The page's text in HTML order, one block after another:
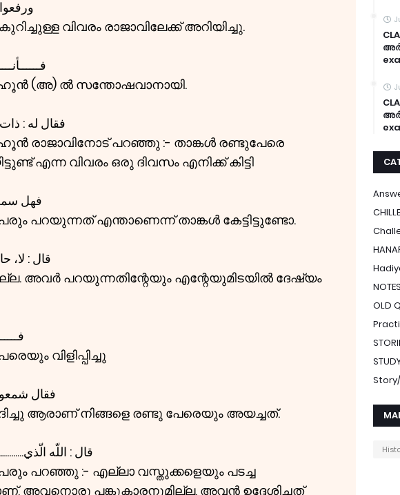
വിവരം രാജാവിലേക്ക് അറിയിച്ചു.
(അ) ൽ സന്തോഷവാനായി.
فقال له : ذات
രാജാവിനോട് പറഞ്ഞു :- താങ്കൾ രണ്ടുപേരെ
എന്ന വിവരം ഒരു ദിവസം എനിക്ക് കിട്ടി
فهل
പറയുന്നത് എന്താണെന്ന് താങ്കൾ കേട്ടിട്ടുണ്ടോ.
قال : لا،
അവർ പറയുന്നതിന്റേയും എന്റേയുമിടയിൽ ദേഷ്യം
വിളിപ്പിച്ചു
فقال
ആരാണ് നിങ്ങളെ രണ്ടു പേരെയും അയച്ചത്.
قال : اللّه
പറഞ്ഞു :- എല്ലാ വസ്തുക്കളെയും പടച്ച
അവനൊരു പങ്കുകാരനുമില്ല, അവൻ ഉദ്ദേശിച്ചത്
NOTES
OLD